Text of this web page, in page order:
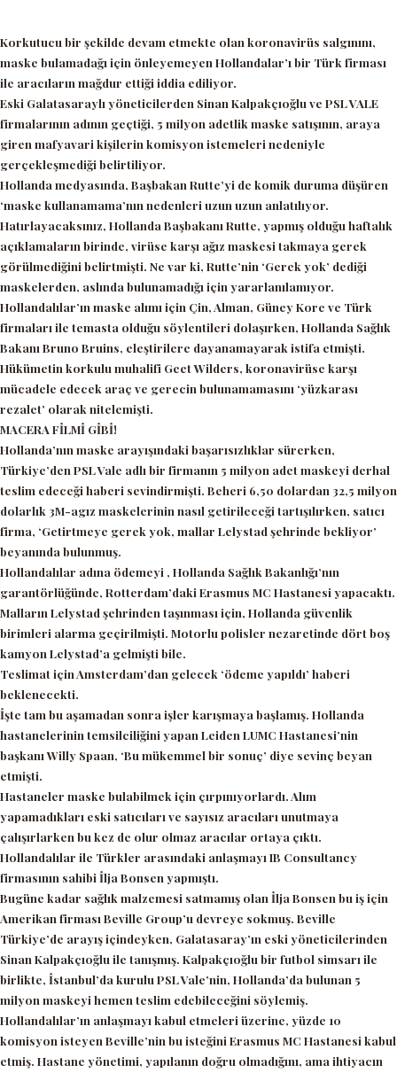
Korkutucu bir şekilde devam etmekte olan koronavirüs salgınını,
maske bulamadağı için önleyemeyen Hollandalar’ı bir Türk firması
ile aracıların mağdur ettiği iddia ediliyor.
Eski Galatasaraylı yöneticilerden Sinan Kalpakçıoğlu ve PSL VALE
firmalarının adının geçtiği, 5 milyon adetlik maske satışının, araya
giren mafyavari kişilerin komisyon istemeleri nedeniyle
gerçekleşmediği belirtiliyor.
Hollanda medyasında, Başbakan Rutte’yi de komik duruma düşüren
‘maske kullanamama’nın nedenleri uzun uzun anlatılıyor.
Hatırlayacaksınız, Hollanda Başbakanı Rutte, yapmış olduğu haftalık
açıklamaların birinde, virüse karşı ağız maskesi takmaya gerek
görülmediğini belirtmişti. Ne var ki, Rutte’nin ‘Gerek yok’ dediği
maskelerden, aslında bulunamadığı için yararlanılamıyor.
Hollandalılar’ın maske alımı için Çin, Alman, Güney Kore ve Türk
firmaları ile temasta olduğu söylentileri dolaşırken, Hollanda Sağlık
Bakanı Bruno Bruins, eleştirilere dayanamayarak istifa etmişti.
Hükümetin korkulu muhalifi Geet Wilders, koronavirüse karşı
mücadele edecek araç ve gerecin bulunamamasını ‘yüzkarası
rezalet’ olarak nitelemişti.
MACERA FİLMİ GİBİ!
Hollanda’nın maske arayışındaki başarısızlıklar sürerken,
Türkiye’den PSL Vale adlı bir firmanın 5 milyon adet maskeyi derhal
teslim edeceği haberi sevindirmişti. Beheri 6,50 dolardan 32,5 milyon
dolarlık 3M-agız maskelerinin nasıl getirileceği tartışılırken, satıcı
firma, ‘Getirtmeye gerek yok, mallar Lelystad şehrinde bekliyor’
beyanında bulunmuş.
Hollandalılar adına ödemeyi , Hollanda Sağlık Bakanlığı’nın
garantörlüğünde, Rotterdam’daki Erasmus MC Hastanesi yapacaktı.
Malların Lelystad şehrinden taşınması için, Hollanda güvenlik
birimleri alarma geçirilmişti. Motorlu polisler nezaretinde dört boş
kamyon Lelystad’a gelmişti bile.
Teslimat için Amsterdam’dan gelecek ‘ödeme yapıldı’ haberi
beklenecekti.
İşte tam bu aşamadan sonra işler karışmaya başlamış. Hollanda
hastanelerinin temsilciliğini yapan Leiden LUMC Hastanesi’nin
başkanı Willy Spaan, ‘Bu mükemmel bir sonuç’ diye sevinç beyan
etmişti.
Hastaneler maske bulabilmek için çırpınıyorlardı. Alım
yapamadıkları eski satıcıları ve sayısız aracıları unutmaya
çalışırlarken bu kez de olur olmaz aracılar ortaya çıktı.
Hollandalılar ile Türkler arasındaki anlaşmayı IB Consultancy
firmasının sahibi İlja Bonsen yapmıştı.
Bugüne kadar sağlık malzemesi satmamış olan İlja Bonsen bu iş için
Amerikan firması Beville Group’u devreye sokmuş. Beville
Türkiye’de arayış içindeyken, Galatasaray’ın eski yöneticilerinden
Sinan Kalpakçıoğlu ile tanışmış. Kalpakçıoğlu bir futbol simsarı ile
birlikte, İstanbul’da kurulu PSL Vale’nin, Hollanda’da bulunan 5
milyon maskeyi hemen teslim edebileceğini söylemiş.
Hollandalılar’ın anlaşmayı kabul etmeleri üzerine, yüzde 10
komisyon isteyen Beville’nin bu isteğini Erasmus MC Hastanesi kabul
etmiş. Hastane yönetimi, yapılanın doğru olmadığını, ama ihtiyacın